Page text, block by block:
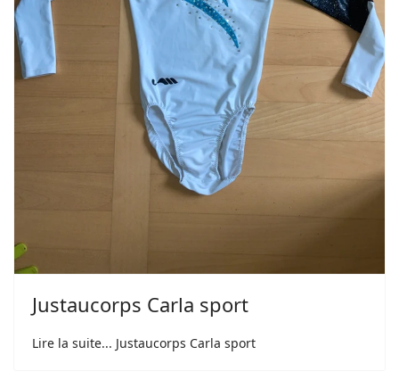
Justaucorps Carla sport